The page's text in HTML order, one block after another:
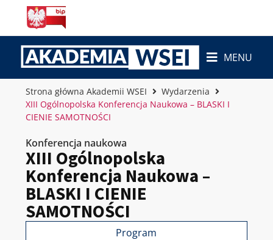
MENU
Strona główna Akademii WSEI
Wydarzenia
XIII Ogólnopolska Konferencja Naukowa – BLASKI I
CIENIE SAMOTNOŚCI
Konferencja naukowa
XIII Ogólnopolska
Konferencja Naukowa –
BLASKI I CIENIE
SAMOTNOŚCI
Program